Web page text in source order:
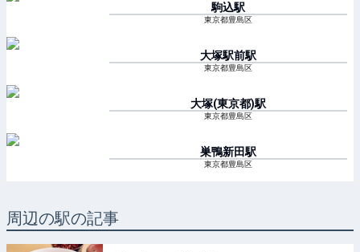
駒込駅
東京都豊島区
大塚駅前駅
東京都豊島区
大塚(東京都)駅
東京都豊島区
巣鴨新田駅
東京都豊島区
周辺の駅の記事